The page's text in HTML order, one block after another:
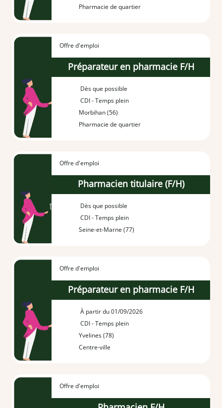
Pharmacie de quartier
Offre d'emploi
Préparateur en pharmacie F/H
Dès que possible
CDI - Temps plein
Morbihan (56)
Pharmacie de quartier
Offre d'emploi
Pharmacien titulaire (F/H)
Dès que possible
CDI - Temps plein
Seine-et-Marne (77)
Offre d'emploi
Préparateur en pharmacie F/H
À partir du 01/09/2026
CDI - Temps plein
Yvelines (78)
Centre-ville
Offre d'emploi